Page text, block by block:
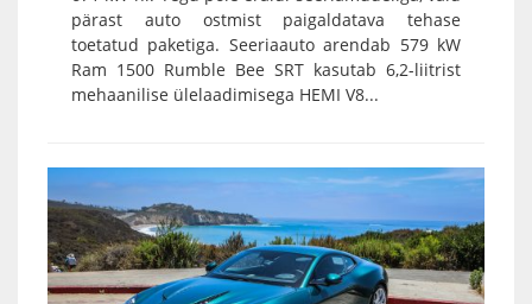
pärast auto ostmist paigaldatava tehase
toetatud paketiga. Seeriaauto arendab 579 kW
Ram 1500 Rumble Bee SRT kasutab 6,2-liitrist
mehaanilise ülelaadimisega HEMI V8...